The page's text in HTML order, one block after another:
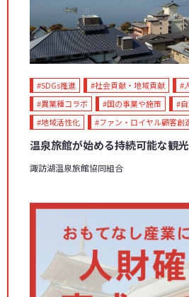
#SDGs推進 #社会貢献・地域貢献
#
#異業種コラボ
#国の事業や施策
#
#地域活性化
#ファン・ロイヤル顧客創
温泉旅館が始める持続可能な観
諏訪湖温泉旅館協同組合